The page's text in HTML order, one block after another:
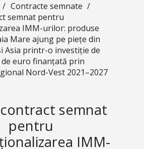
/ Contracte semnate /
semnat pentru
IMM-urilor: produse
Mare ajung pe piețe din
Asia printr-o investiție de
de euro finanțată prin
Nord-Vest 2021–2027
semnat
pentru
IMM-